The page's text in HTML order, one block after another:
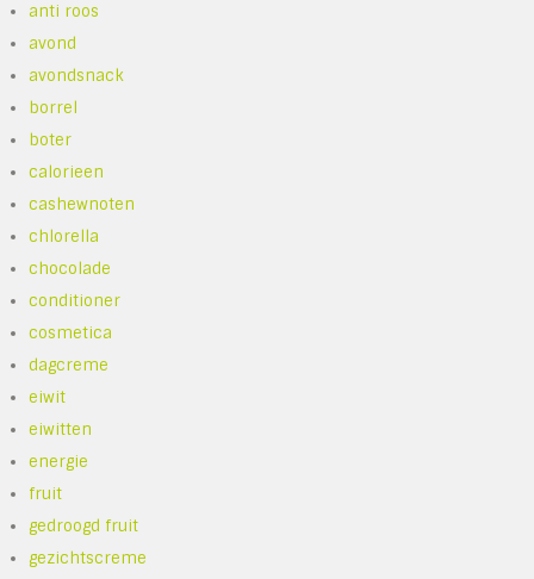
anti roos
avond
avondsnack
borrel
boter
calorieen
cashewnoten
chlorella
chocolade
conditioner
cosmetica
dagcreme
eiwit
eiwitten
energie
fruit
gedroogd fruit
gezichtscreme